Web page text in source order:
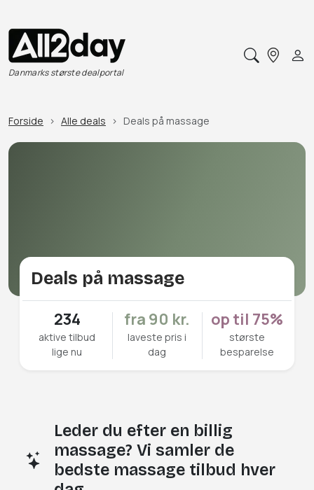
Danmarks største dealportal
Forside Alle deals Deals på massage
Deals på massage
234
aktive tilbud
lige nu
fra 90 kr.
laveste pris i
dag
op til 75%
største
besparelse
Leder du efter en billig
massage? Vi samler de
bedste massage tilbud hver